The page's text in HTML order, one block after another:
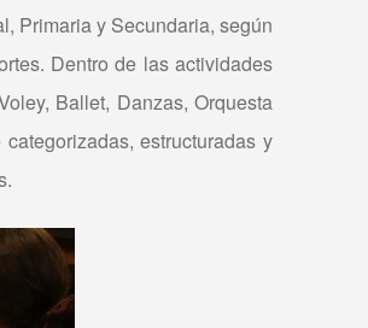
Primaria y Secundaria, según
Dentro de las actividades
Ballet, Danzas, Orquesta
estructuradas y